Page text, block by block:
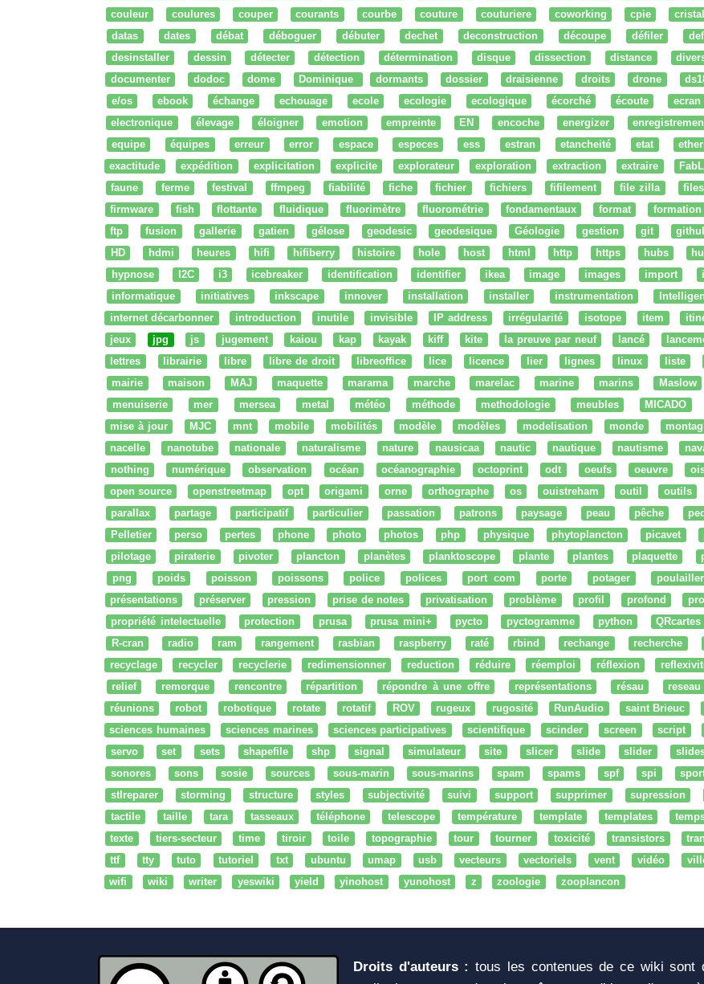
couleur
coulures couper courants courbe couture couturiere coworking cpie
datas
dates débat déboguer débuter dechet deconstruction découpe défiler
desinstaller
dessin détecter détection détermination disque dissection distance
documenter
dodoc dome Dominique dormants dossier draisienne droits drone
e/os
ebook échange echouage ecole ecologie ecologique écorché écoute ecran
electronique
élevage éloigner emotion empreinte EN encoche energizer
equipe
équipes erreur error espace especes ess estran etancheité etat
exactitude
expédition explicitation explicite explorateur exploration extraction extraire
faune
ferme festival ffmpeg fiabilité fiche fichier fichiers fifilement file zilla files
firmware
fish flottante fluidique fluorimètre fluorométrie fondamentaux format formation
ftp
fusion gallerie gatien gélose geodesic geodesique Géologie gestion git
HD
hdmi heures hifi hifiberry histoire hole host html http https hubs
hypnose
I2C i3 icebreaker identification identifier ikea image images import
informatique
initiatives inkscape innover installation installer instrumentation
internet décarbonner
introduction inutile invisible IP address irrégularité isotope item
jeux
jpg js jugement kaiou kap kayak kiff kite la preuve par neuf lancé
lettres
librairie libre libre de droit libreoffice lice licence lier lignes linux liste
mairie
maison MAJ maquette marama marche marelac marine marins Maslow
menuiserie
mer mersea metal météo méthode methodologie meubles MICADO
mise à jour
MJC mnt mobile mobilités modèle modèles modelisation monde
nacelle
nanotube nationale naturalisme nature nausicaa nautic nautique nautisme
nothing
numérique observation océan océanographie octoprint odt oeufs oeuvre
open source
openstreetmap opt origami orne orthographe os ouistreham outil outils
parallax
partage participatif particulier passation patrons paysage peau pêche
Pelletier
perso pertes phone photo photos php physique phytoplancton picavet
pilotage
piraterie pivoter plancton planètes planktoscope plante plantes plaquette
png
poids poisson poissons police polices port com porte potager poulailler
présentations
préserver pression prise de notes privatisation problème profil profond
propriété intelectuelle
protection prusa prusa mini+ pycto pyctogramme python QRcartes
R-cran
radio ram rangement rasbian raspberry raté rbind rechange recherche
recyclage
recycler recyclerie redimensionner reduction réduire réemploi réflexion
relief
remorque rencontre répartition répondre à une offre représentations résau reseau
réunions
robot robotique rotate rotatif ROV rugeux rugosité RunAudio saint Brieuc
sciences humaines
sciences marines sciences participatives scientifique scinder screen script
servo
set sets shapefile shp signal simulateur site slicer slide slider
sonores
sons sosie sources sous-marin sous-marins spam spams spf spi
stlreparer
storming structure styles subjectivité suivi support supprimer supression
tactile
taille tara tasseaux téléphone telescope température template templates
texte
tiers-secteur time tiroir toile topographie tour tourner toxicité transistors
ttf
tty tuto tutoriel txt ubuntu umap usb vecteurs vectoriels vent vidéo
wifi
wiki writer yeswiki yield yinohost yunohost z zoologie zooplancon
Droits d'auteurs : tous les contenues de ce wiki sont